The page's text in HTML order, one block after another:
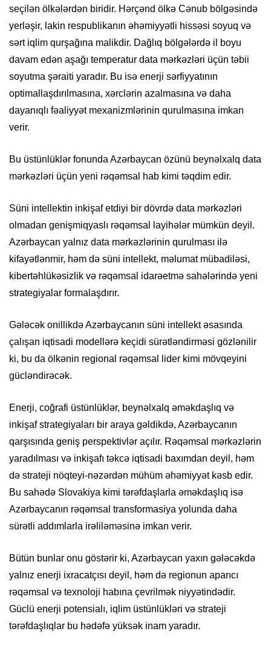
seçilən ölkələrdən biridir. Hərçənd ölkə Cənub bölgəsində
yerləşir, lakin respublikanın əhəmiyyətli hissəsi soyuq və
sərt iqlim qurşağına malikdir. Dağlıq bölgələrdə il boyu
davam edən aşağı temperatur data mərkəzləri üçün təbii
soyutma şəraiti yaradır. Bu isə enerji sərfiyyatının
optimallaşdırılmasına, xərclərin azalmasına və daha
dayanıqlı fəaliyyət mexanizmlərinin qurulmasına imkan
verir.
Bu üstünlüklər fonunda Azərbaycan özünü beynəlxalq data
mərkəzləri üçün yeni rəqəmsal hab kimi təqdim edir.
Süni intellektin inkişaf etdiyi bir dövrdə data mərkəzləri
olmadan genişmiqyaslı rəqəmsal layihələr mümkün deyil.
Azərbaycan yalnız data mərkəzlərinin qurulması ilə
kifayətlənmir, həm də süni intellekt, məlumat mübadiləsi,
kibertəhlükəsizlik və rəqəmsal idarəetmə sahələrində yeni
strategiyalar formalaşdırır.
Gələcək onillikdə Azərbaycanın süni intellekt əsasında
çalışan iqtisadi modellərə keçidi sürətləndirməsi gözlənilir
ki, bu da ölkənin regional rəqəmsal lider kimi mövqeyini
gücləndirəcək.
Enerji, coğrafi üstünlüklər, beynəlxalq əməkdaşlıq və
inkişaf strategiyaları bir araya gəldikdə, Azərbaycanın
qarşısında geniş perspektivlər açılır. Rəqəmsal mərkəzlərin
yaradılması və inkişafı təkcə iqtisadi baxımdan deyil, həm
də strateji nöqteyi-nəzərdən mühüm əhəmiyyət kəsb edir.
Bu sahədə Slovakiya kimi tərəfdaşlarla əməkdaşlıq isə
Azərbaycanın rəqəmsal transformasiya yolunda daha
sürətli addımlarla irəliləməsinə imkan verir.
Bütün bunlar onu göstərir ki, Azərbaycan yaxın gələcəkdə
yalnız enerji ixracatçısı deyil, həm də regionun aparıcı
rəqəmsal və texnoloji habına çevrilmək niyyətindədir.
Güclü enerji potensialı, iqlim üstünlükləri və strateji
tərəfdaşlıqlar bu hədəfə yüksək inam yaradır.